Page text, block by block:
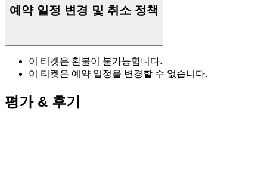
예약 일정 변경 및 취소 정책
이 티켓은 환불이 불가능합니다.
이 티켓은 예약 일정을 변경할 수 없습니다.
평가 & 후기